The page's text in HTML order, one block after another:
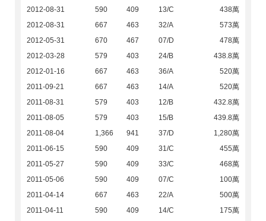
2012-08-31
590 409 13/C
438萬
2012-08-31
667 463 32/A
573萬
2012-05-31
670 467 07/D
478萬
2012-03-28
579 403 24/B
438.8萬
2012-01-16
667 463 36/A
520萬
2011-09-21
667 463 14/A
520萬
2011-08-31
579 403 12/B
432.8萬
2011-08-05
579 403 15/B
439.8萬
2011-08-04
1,366 941 37/D
1,280萬
2011-06-15
590 409 31/C
455萬
2011-05-27
590 409 33/C
468萬
2011-05-06
590 409 07/C
100萬
2011-04-14
667 463 22/A
500萬
2011-04-11
590 409 14/C
175萬